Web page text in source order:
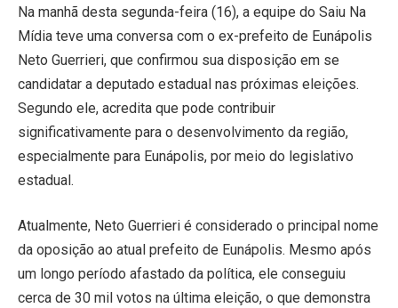
Na manhã desta segunda-feira (16), a equipe do Saiu Na
Mídia teve uma conversa com o ex-prefeito de Eunápolis
Neto Guerrieri, que confirmou sua disposição em se
candidatar a deputado estadual nas próximas eleições.
Segundo ele, acredita que pode contribuir
significativamente para o desenvolvimento da região,
especialmente para Eunápolis, por meio do legislativo
estadual.
Atualmente, Neto Guerrieri é considerado o principal nome
da oposição ao atual prefeito de Eunápolis. Mesmo após
um longo período afastado da política, ele conseguiu
cerca de 30 mil votos na última eleição, o que demonstra